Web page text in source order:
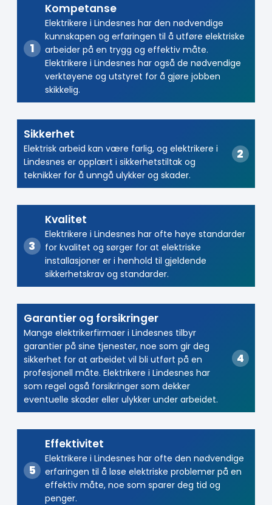
Kompetanse
Elektrikere i Lindesnes har den nødvendige
kunnskapen og erfaringen til å utføre elektriske
arbeider på en trygg og effektiv måte.
Elektrikere i Lindesnes har også de nødvendige
verktøyene og utstyret for å gjøre jobben
skikkelig.
Sikkerhet
Elektrisk arbeid kan være farlig, og elektrikere i
Lindesnes er opplært i sikkerhetstiltak og
teknikker for å unngå ulykker og skader.
Kvalitet
Elektrikere i Lindesnes har ofte høye standarder
for kvalitet og sørger for at elektriske
installasjoner er i henhold til gjeldende
sikkerhetskrav og standarder.
Garantier og forsikringer
Mange elektrikerfirmaer i Lindesnes tilbyr
garantier på sine tjenester, noe som gir deg
sikkerhet for at arbeidet vil bli utført på en
profesjonell måte. Elektrikere i Lindesnes har
som regel også forsikringer som dekker
eventuelle skader eller ulykker under arbeidet.
Effektivitet
Elektrikere i Lindesnes har ofte den nødvendige
erfaringen til å løse elektriske problemer på en
effektiv måte, noe som sparer deg tid og
penger.